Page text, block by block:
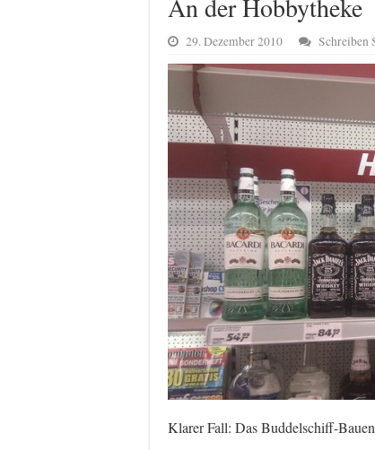
An der Hobbytheke
29. Dezember 2010 Schreiben
Klarer Fall: Das Buddelschiff-